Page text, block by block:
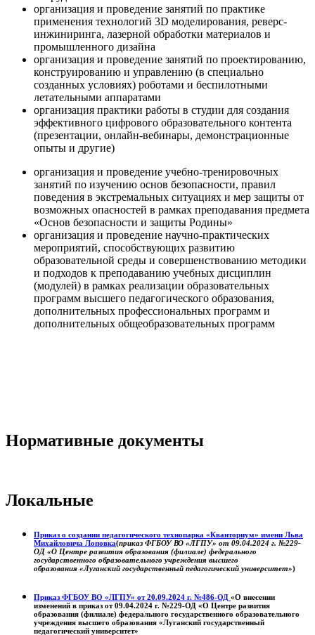
организация и проведение занятий по практике
применения технологий 3D моделирования, реверс-
инжиниринга, лазерной обработки материалов и
промышленного дизайна
организация и проведение занятий по проектированию,
конструированию и управлению (в специально
созданных условиях) роботами и беспилотными
летательными аппаратами
организация практики работы в студии для создания
эффективного цифрового образовательного контента
(презентации, онлайн-вебинары, демонстрационные
опыты и другие)
организация и проведение учебно-тренировочных
занятий по изучению основ безопасности, правил
поведения в экстремальных ситуациях и мер защиты от
возможных опасностей в рамках преподавания предмета
«Основ безопасности и защиты Родины»
организация и проведение научно-практических
мероприятий, способствующих развитию
образовательной среды и совершенствованию методики
и подходов к преподаванию учебных дисциплин
(модулей) в рамках реализации образовательных
программ высшего педагогического образования,
дополнительных профессиональных программ и
дополнительных общеобразовательных программ
Нормативные документы
Локальные
Приказ о создании педагогического технопарка «Кванториум» имени Льва
Михайловича Лоповка(приказ ФГБОУ ВО «ЛГПУ» от 09.04.2024 г. №229-
ОД «О Центре развития образования (филиале) федерального
государственного образовательного учреждения высшего
образования «Луганский государственный педагогический университет»)
Приказ ФГБОУ ВО «ЛГПУ» от 20.09.2024 г. №486-ОД «О внесении
изменений в приказ от 09.04.2024 г. №229-ОД «О Центре развития
образования (филиале) федерального государственного образовательного
учреждения высшего образования «Луганский государственный
педагогический университет»